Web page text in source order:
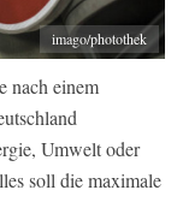
imago/photothek
nach einem
Umwelt oder
soll die maximale